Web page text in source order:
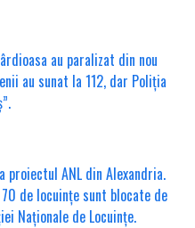
au paralizat din nou
au sunat la 112, dar Poliția
ANL din Alexandria.
de locuințe sunt blocate de
Naționale de Locuințe.